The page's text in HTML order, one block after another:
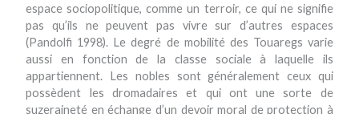
espace sociopolitique, comme un terroir, ce qui ne signifie
pas qu’ils ne peuvent pas vivre sur d’autres espaces
(Pandolfi 1998). Le degré de mobilité des Touaregs varie
aussi en fonction de la classe sociale à laquelle ils
appartiennent. Les nobles sont généralement ceux qui
possèdent les dromadaires et qui ont une sorte de
suzeraineté en échange d’un devoir moral de protection à